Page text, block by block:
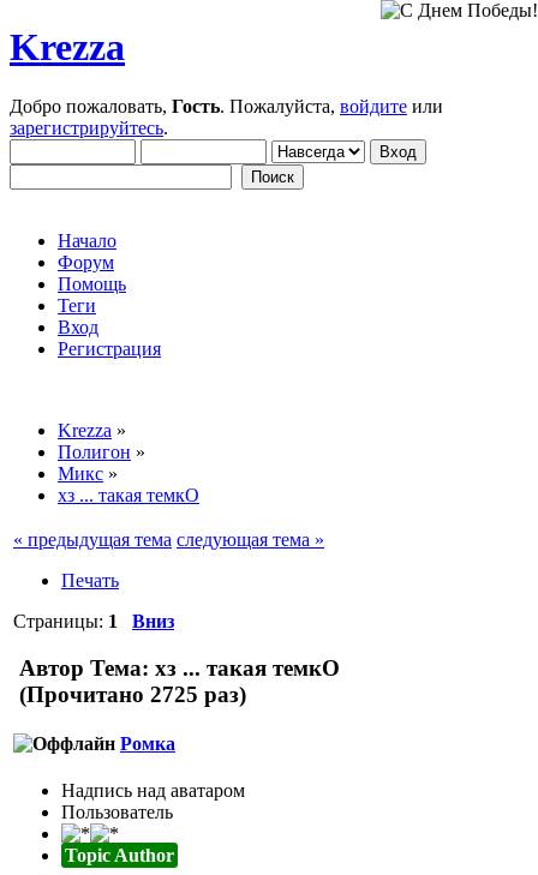
Krezza
Добро пожаловать, Гость. Пожалуйста, войдите или
зарегистрируйтесь.
Начало
Форум
Помощь
Теги
Вход
Регистрация
Krezza »
Полигон »
Микс »
хз ... такая темкО
« предыдущая тема следующая тема »
Печать
Страницы: 1 Вниз
Автор Тема: хз ... такая темкО
(Прочитано 2725 раз)
Ромка
Надпись над аватаром
Пользователь
Topic Author